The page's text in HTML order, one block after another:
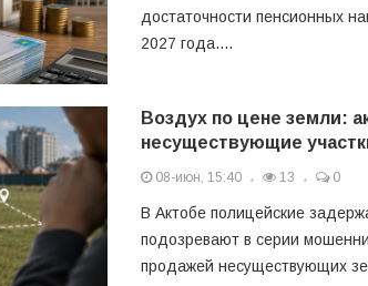
достаточности пенсионных
2027 года....
Воздух по цене земли:
несуществующие
08-июн, 15:40 13 0
В Актобе полицейские
подозревают в серии
продажей несуществующих